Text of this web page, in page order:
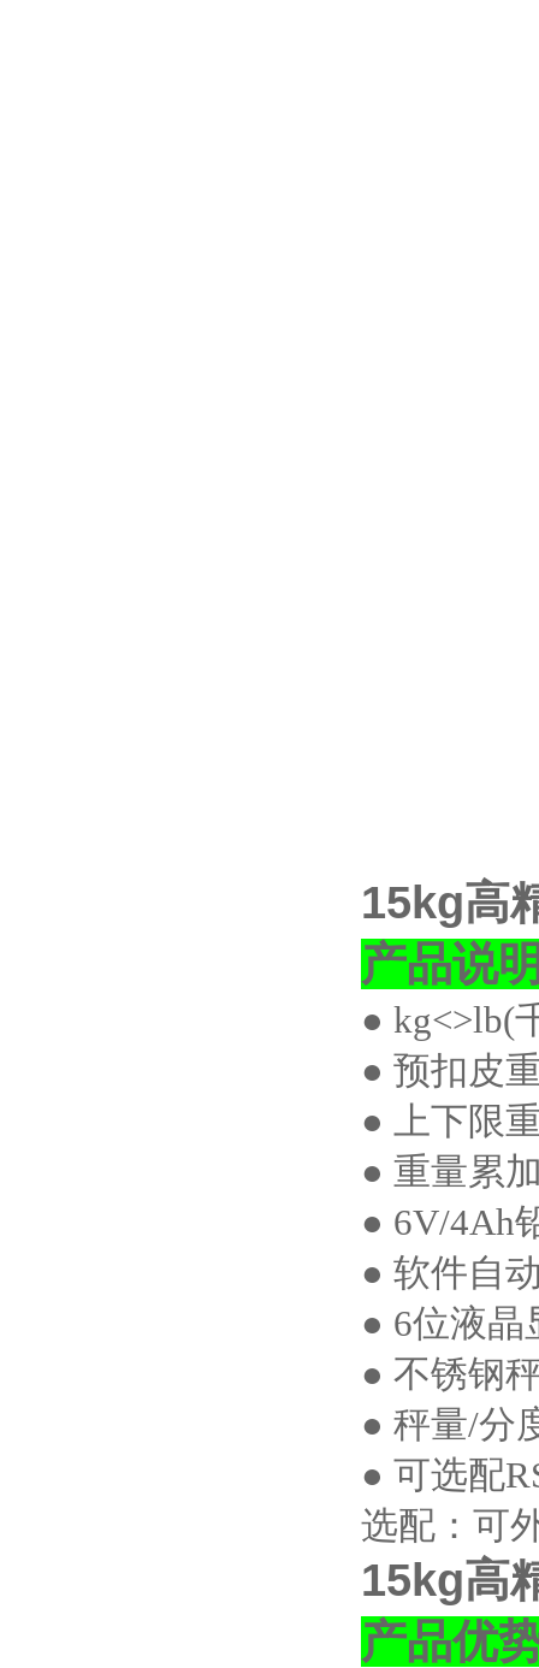
15kg高
产品说
● kg<>lb(
● 预扣皮
● 上下限
● 重量累
● 6V/4Ah
● 软件自
● 6位液晶
● 不锈钢
● 秤量/分
● 可选配
选配：可
15kg高
产品优